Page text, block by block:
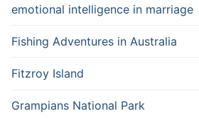
emotional intelligence in marriage
Fishing Adventures in Australia
Fitzroy Island
Grampians National Park